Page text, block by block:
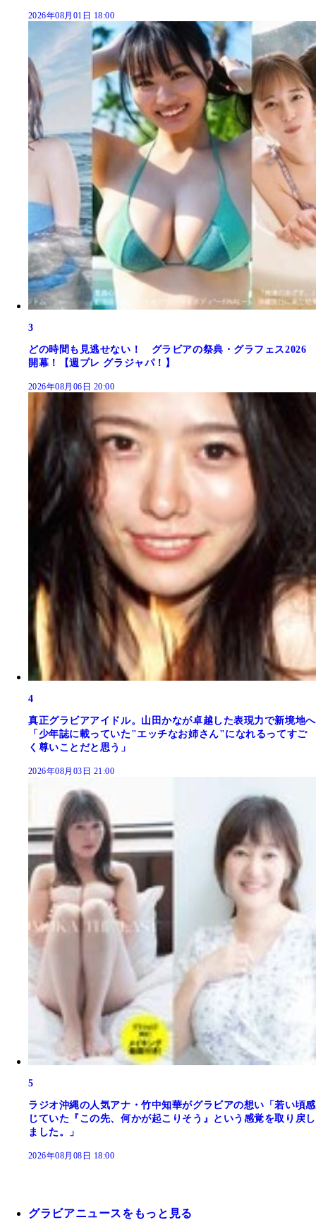
2026年08月01日 18:00
3
どの時間も見逃せない！ グラビアの祭典・グラフェス2026
開幕！【週プレ グラジャパ！】
2026年08月06日 20:00
4
真正グラビアアイドル。山田かなが卓越した表現力で新境地へ
「少年誌に載っていた"エッチなお姉さん"になれるってすご
く尊いことだと思う」
2026年08月03日 21:00
5
ラジオ沖縄の人気アナ・竹中知華がグラビアの想い「若い頃感
じていた『この先、何かが起こりそう』という感覚を取り戻し
ました。」
2026年08月08日 18:00
グラビアニュースをもっと見る